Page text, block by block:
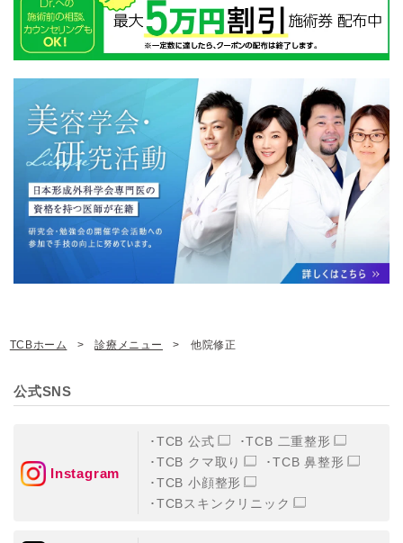
TCBホーム 診療メニュー 他院修正
公式SNS
Instagram
TCB 公式
TCB 二重整形
TCB クマ取り
TCB 鼻整形
TCB 小顔整形
TCBスキンクリニック